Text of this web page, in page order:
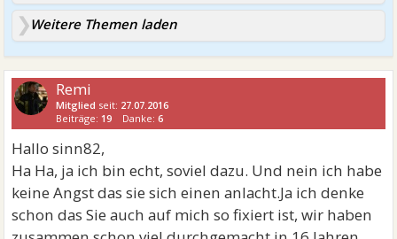
Weitere Themen laden
Remi
Mitglied seit: 27.07.2016
Beiträge: 19 Danke:6
Hallo sinn82,
Ha Ha, ja ich bin echt, soviel dazu. Und nein ich habe
keine Angst das sie sich einen anlacht.Ja ich denke
schon das Sie auch auf mich so fixiert ist, wir haben